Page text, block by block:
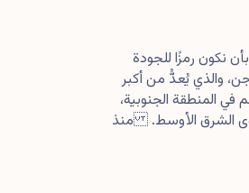
قوي بأن نكون رمزًا للجودة
والذي يُعدُّ من أكبر
في المنطقة الجنوبية،
الشرق الأوسط. منذ